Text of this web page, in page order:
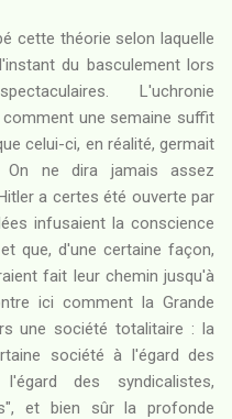
cette théorie selon laquelle
du basculement lors
L'uchronie
une semaine suffit
celui-ci, en réalité, germait
On ne dira jamais assez
a certes été ouverte par
infusaient la conscience
que, d'une certaine façon,
fait leur chemin jusqu'à
ici comment la Grande
une société totalitaire : la
société à l'égard des
des syndicalistes,
et bien sûr la profonde